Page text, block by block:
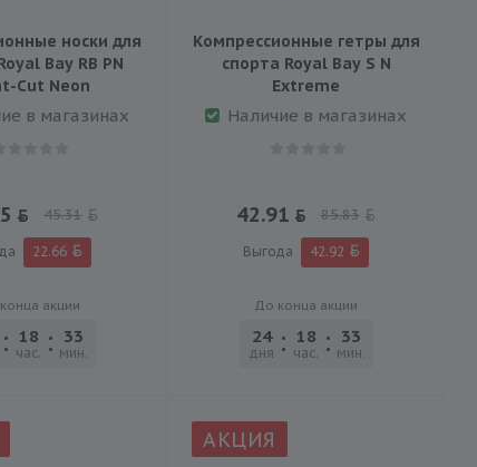
носки для
Bay RB PN
Сut Neon
в магазинах
45.31
22.66
акции
18
час.
33
мин.
Компрессионные гетры для
спорта Royal Bay S N
Extreme
Наличие в магазинах
42.91 85.83
Выгода 42.92
До конца акции
24
дня
18
час.
33
мин.
АКЦИЯ